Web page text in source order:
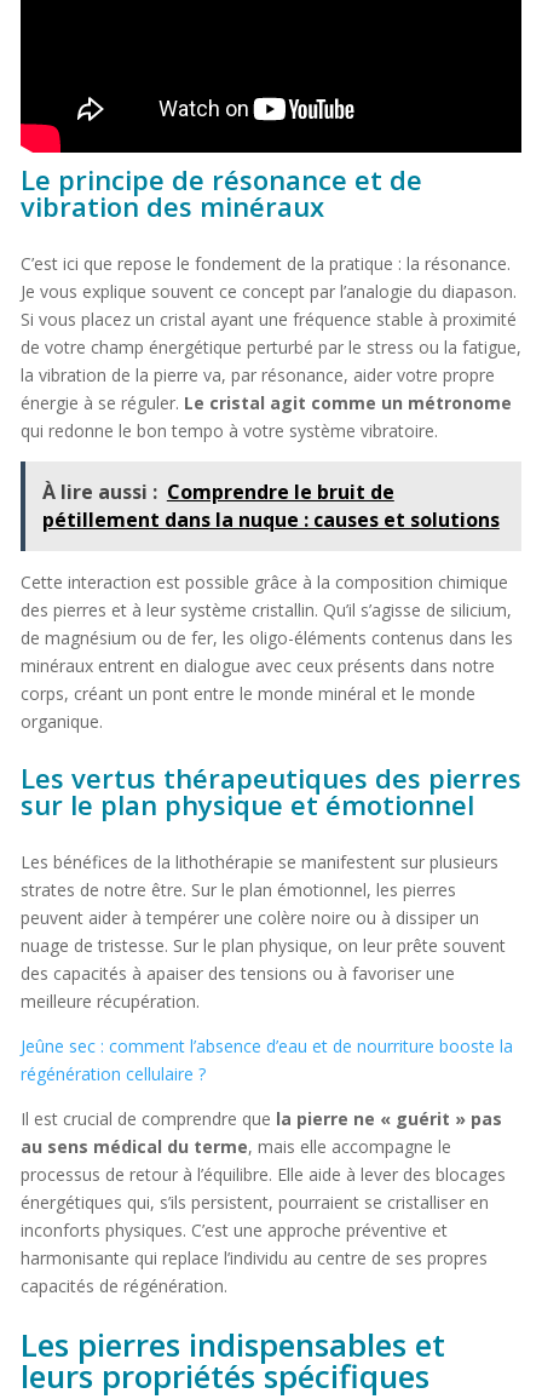
Le principe de résonance et de
vibration des minéraux
C’est ici que repose le fondement de la pratique : la résonance.
Je vous explique souvent ce concept par l’analogie du diapason.
Si vous placez un cristal ayant une fréquence stable à proximité
de votre champ énergétique perturbé par le stress ou la fatigue,
la vibration de la pierre va, par résonance, aider votre propre
énergie à se réguler. Le cristal agit comme un métronome
qui redonne le bon tempo à votre système vibratoire.
À lire aussi : Comprendre le bruit de
pétillement dans la nuque : causes et solutions
Cette interaction est possible grâce à la composition chimique
des pierres et à leur système cristallin. Qu’il s’agisse de silicium,
de magnésium ou de fer, les oligo-éléments contenus dans les
minéraux entrent en dialogue avec ceux présents dans notre
corps, créant un pont entre le monde minéral et le monde
organique.
Les vertus thérapeutiques des pierres
sur le plan physique et émotionnel
Les bénéfices de la lithothérapie se manifestent sur plusieurs
strates de notre être. Sur le plan émotionnel, les pierres
peuvent aider à tempérer une colère noire ou à dissiper un
nuage de tristesse. Sur le plan physique, on leur prête souvent
des capacités à apaiser des tensions ou à favoriser une
meilleure récupération.
Jeûne sec : comment l’absence d’eau et de nourriture booste la
régénération cellulaire ?
Il est crucial de comprendre que la pierre ne « guérit » pas
au sens médical du terme, mais elle accompagne le
processus de retour à l’équilibre. Elle aide à lever des blocages
énergétiques qui, s’ils persistent, pourraient se cristalliser en
inconforts physiques. C’est une approche préventive et
harmonisante qui replace l’individu au centre de ses propres
capacités de régénération.
Les pierres indispensables et
leurs propriétés spécifiques